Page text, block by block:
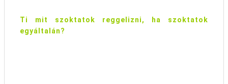
Ti mit szoktatok reggelizni, ha szoktatok
egyáltalán?